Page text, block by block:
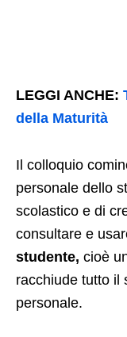
LEGGI ANCHE:
della Maturità
Il colloquio
personale dello
scolastico e di
consultare e
studente, cioè
racchiude tutto il
personale.